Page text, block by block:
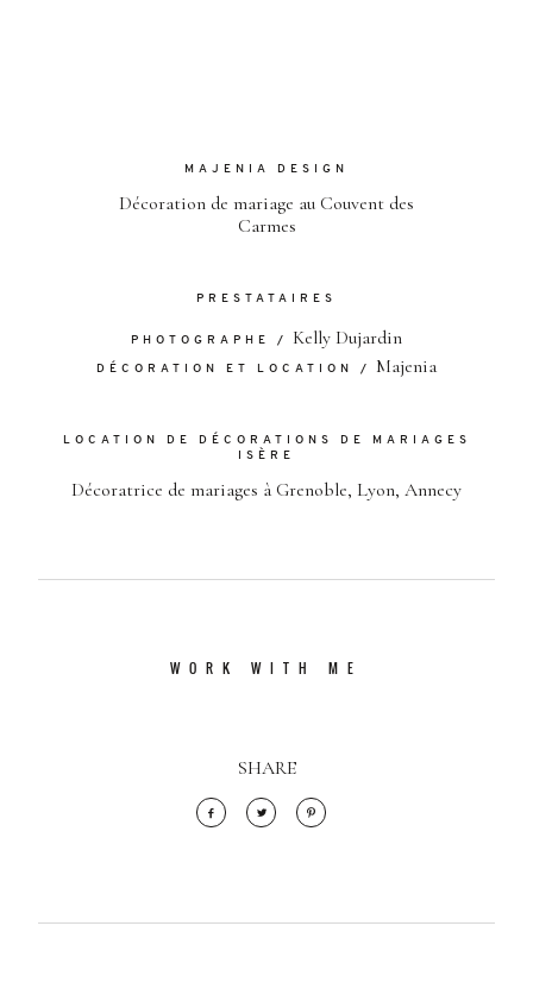
MAJENIA DESIGN
Décoration de mariage au Couvent des
Carmes
PRESTATAIRES
PHOTOGRAPHE / Kelly Dujardin
DÉCORATION ET LOCATION / Majenia
LOCATION DE DÉCORATIONS DE MARIAGES
ISÈRE
Décoratrice de mariages à Grenoble, Lyon, Annecy
WORK WITH ME
SHARE